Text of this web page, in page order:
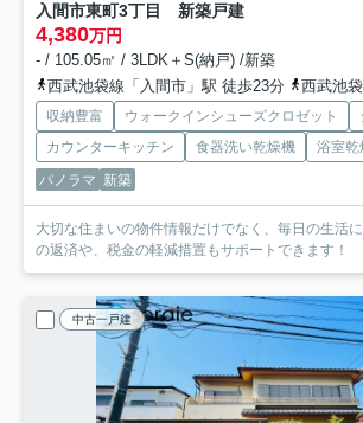
入間市東町3丁目 新築戸建
4,380万円
- / 105.05㎡ / 3LDK＋S(納戸) /新築
西武池袋線「入間市」駅 徒歩23分
西武池袋線「
収納豊富 ウォークインシューズクロゼット
カウンターキッチン
食器洗い乾燥機
浴室乾
パノラマ 新築
大切な住まいの物件情報だけでなく、毎日の生活
の返済や、税金の軽減措置もサポートできます！
中古一戸建